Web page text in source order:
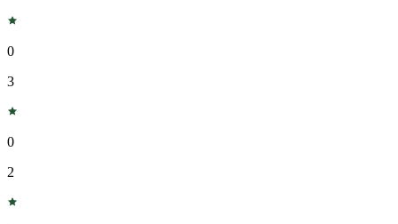
0
3
0
2